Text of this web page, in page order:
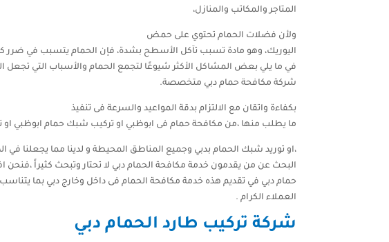
المتاجر والمكاتب والمنازل،
ولأن فضلات الحمام تحتوي على حمض
اليوريك، وهو مادة تسبب تآكل الأسطح بشدة، فإن الحمام يتسبب في ضرر
في ما يلي بعض المشاكل الأكثر شيوعًا لتجمع الحمام والأسباب التي تجعل
شركة مكافحة حمام دبي متخصصة.
بكفاءة واتقان مع الالتزام بدقة المواعيد والسرعة فى تنفيذ
ما يطلب منها ،من مكافحة حمام فى ابوظبي او تركيب شبك حمام ابوظبي او
،او توريد شبك الحمام بدبي وجميع المناطق المحيطة و لدينا مما يجعلنا في
البحث عن من يقدمون خدمة مكافحة الحمام دبي لا تحتار وتبحث كثيراً
حمام دبي في تقديم هذه خدمة مكافحة الحمام فى داخل وخارج دبي بما
العملاء الكرام .
شركة تركيب طارد الحمام دبي